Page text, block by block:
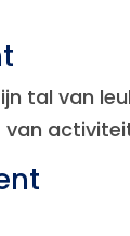
tal van